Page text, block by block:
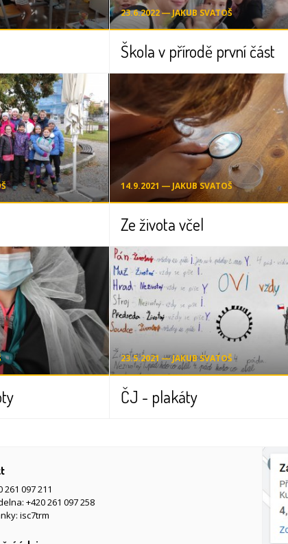
23.6.2022 ― JAKUB SVATOŠ
Škola v přírodě první část
14.9.2021 ― JAKUB SVATOŠ
Ze života včel
23.5.2021 ― JAKUB SVATOŠ
ČJ - plakáty
261 097 211
+420 261 097 258
isc7trm